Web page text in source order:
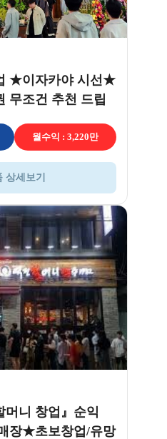
★이자카야 시선★
무조건 추천 드립
월수익 : 3,220만
상세보기
니 창업』순익
장★초보창업/유망